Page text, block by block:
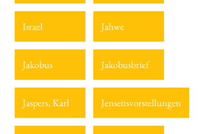
Israel Jahwe
Jakobus Jakobusbrief
Jaspers, Karl Jenseitsvorstellungen